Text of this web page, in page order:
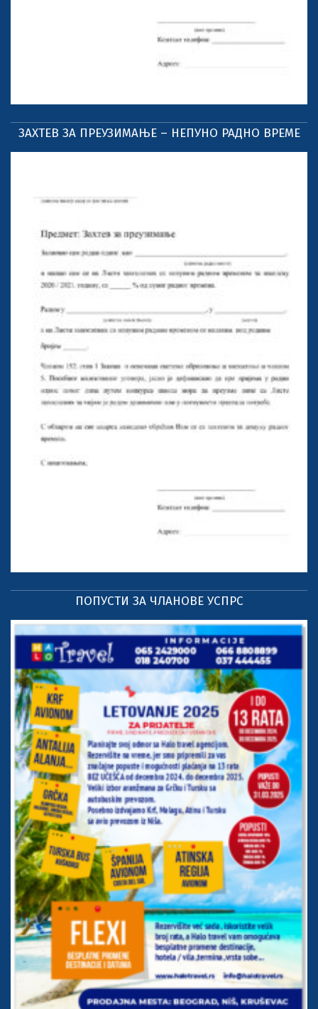
ЗАХТЕВ ЗА ПРЕУЗИМАЊЕ – НЕПУНО РАДНО ВРЕМЕ
ПОПУСТИ ЗА ЧЛАНОВЕ УСПРС